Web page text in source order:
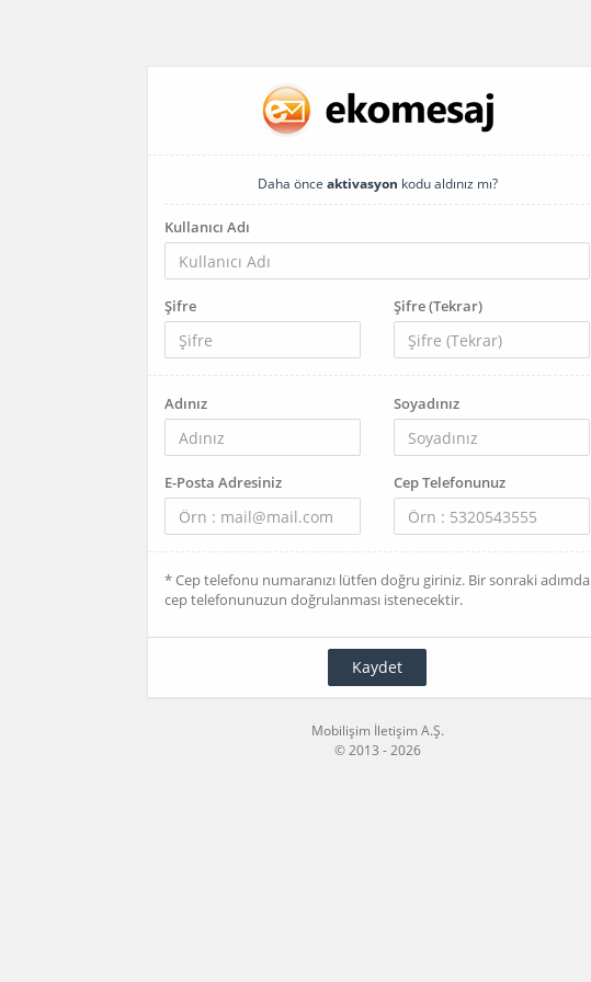
Daha önce aktivasyon kodu aldınız mı?
Kullanıcı Adı
Şifre Şifre (Tekrar)
Adınız Soyadınız
E-Posta Adresiniz Cep Telefonunuz
* Cep telefonu numaranızı lütfen doğru giriniz. Bir sonraki adımda
cep telefonunuzun doğrulanması istenecektir.
Kaydet
Mobilişim İletişim A.Ş.
© 2013 - 2026